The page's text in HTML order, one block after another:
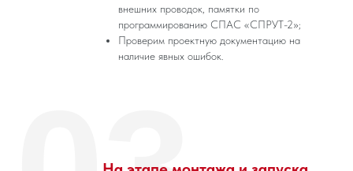
внешних проводок, памятки по
программированию СПАС «СПРУТ-2»;
Проверим проектную документацию на
наличие явных ошибок.